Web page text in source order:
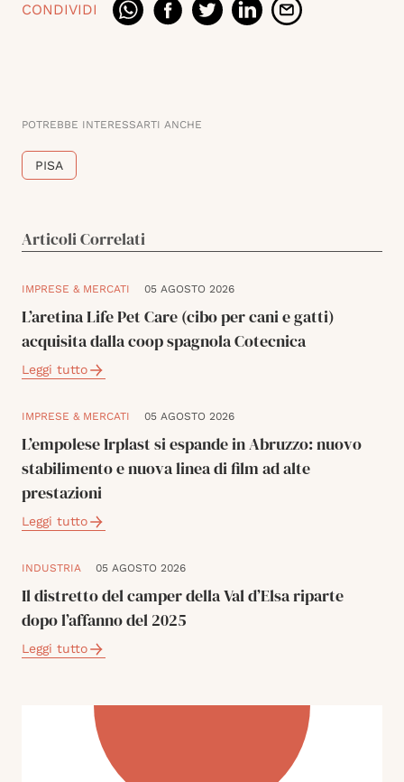
CONDIVIDI
POTREBBE INTERESSARTI ANCHE
PISA
Articoli Correlati
IMPRESE & MERCATI 05 AGOSTO 2026
L’aretina Life Pet Care (cibo per cani e gatti)
acquisita dalla coop spagnola Cotecnica
Leggi tutto
IMPRESE & MERCATI 05 AGOSTO 2026
L’empolese Irplast si espande in Abruzzo: nuovo
stabilimento e nuova linea di film ad alte
prestazioni
Leggi tutto
INDUSTRIA 05 AGOSTO 2026
Il distretto del camper della Val d’Elsa riparte
dopo l’affanno del 2025
Leggi tutto